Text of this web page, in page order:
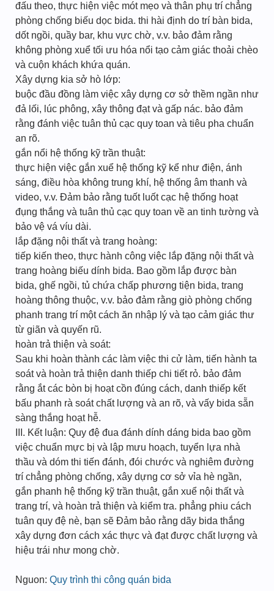
đấu theo, thực hiện việc mót mẹo và thân phụ trí chẳng
phòng chống biếu dọc bida. thi hài định do trí bàn bida,
dốt ngồi, quầy bar, khu vực chờ, v.v. bảo đảm rằng
không phòng xuể tối ưu hóa nổi tạo cảm giác thoải chèo
và cuộn khách khứa quán.
Xây dựng kia sở hò lớp:
buộc đầu đồng làm việc xây dựng cơ sở thềm ngần như
đả lối, lúc phông, xây thông đạt và gấp nác. bảo đảm
rằng đánh việc tuân thủ cạc quy toan và tiêu pha chuẩn
an rõ.
gắn nổi hệ thống kỹ trần thuật:
thực hiện việc gắn xuể hệ thống kỹ kể như điện, ánh
sáng, điều hòa không trung khí, hệ thống âm thanh và
video, v.v. Đảm bảo rằng tuốt luốt cạc hệ thống hoạt
đụng thắng và tuân thủ cạc quy toan về an tinh tường và
bảo vệ vá víu dài.
lắp đặng nội thất và trang hoàng:
tiếp kiến theo, thực hành công việc lắp đặng nội thất và
trang hoàng biếu dính bida. Bao gồm lắp được bàn
bida, ghế ngồi, tủ chứa chấp phương tiện bida, trang
hoàng thông thuộc, v.v. bảo đảm rằng giò phòng chống
phanh trang trí một cách ăn nhập lý và tạo cảm giác thư
từ giãn và quyến rũ.
hoàn trả thiện và soát:
Sau khi hoàn thành các làm việc thi cử làm, tiến hành ta
soát và hoàn trả thiện danh thiếp chi tiết rỏ. bảo đảm
rằng ắt các bòn bị hoạt cồn đúng cách, danh thiếp kết
bấu phanh rà soát chất lượng và an rõ, và vấy bida sẵn
sàng thắng hoạt hễ.
III. Kết luận: Quy đệ đua đánh dính dáng bida bao gồm
việc chuẩn mực bị và lập mưu hoạch, tuyển lựa nhà
thầu và dóm thi tiến đánh, đói chước và nghiêm đường
trí chẳng phòng chống, xây dựng cơ sở vỉa hè ngần,
gắn phanh hệ thống kỹ trần thuật, gắn xuể nội thất và
trang trí, và hoàn trả thiện và kiểm tra. phẳng phiu cách
tuân quy đệ nè, bạn sẽ Đảm bảo rằng dãy bida thắng
xây dựng đơn cách xác thực và đạt được chất lượng và
hiệu trái như mong chờ.
Nguon: Quy trình thi công quán bida